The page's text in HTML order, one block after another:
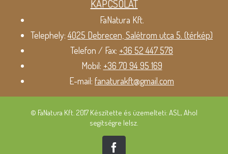
KAPCSOLAT
FaNatura Kft.
Telephely:4025 Debrecen, Salétrom utca 5. (térkép)
Telefon / Fax: +36 52 447 578
Mobil: +36 70 94 95 169
E-mail: fanaturakft@gmail.com
© FaNatura Kft. 2017 Készítette és üzemelteti: ASL, Ahol
segítségre lelsz.